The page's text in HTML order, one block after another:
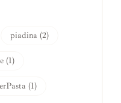
piadina (2)
(1)
(1)